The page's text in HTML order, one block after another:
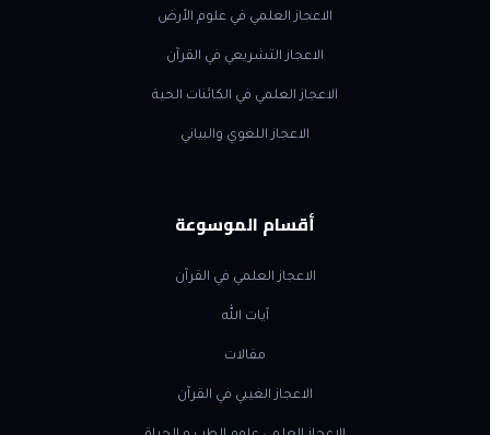
الاعجاز العلمي في علوم الأرض
الاعجاز التشريعي في القرآن
الاعجاز العلمي في الكائنات الحية
الاعجاز اللغوي والبياني
أقسام الموسوعة
الاعجاز العلمي في القرآن
آيات الله
مقالات
الاعجاز الغيبي في القرآن